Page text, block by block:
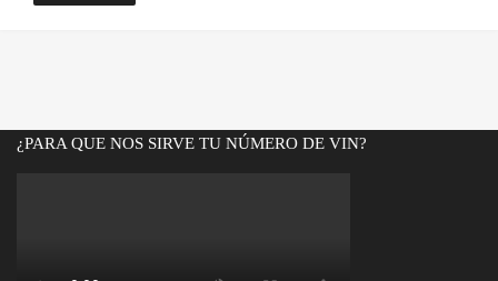
¿PARA QUE NOS SIRVE TU NÚMERO DE VIN?